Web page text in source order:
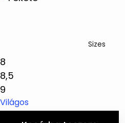
Sizes
8
8,5
9
Világos